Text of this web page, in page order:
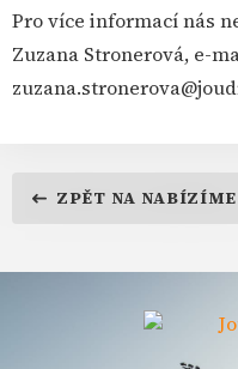
Pro více informací nás
Zuzana Stronerová, e-
ZPĚT NA NABÍZÍME